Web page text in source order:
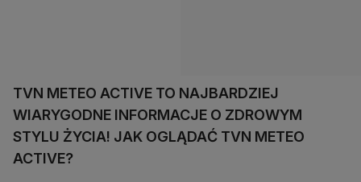
TVN METEO ACTIVE TO NAJBARDZIEJ
WIARYGODNE INFORMACJE O ZDROWYM
STYLU ŻYCIA! JAK OGLĄDAĆ TVN METEO
ACTIVE?